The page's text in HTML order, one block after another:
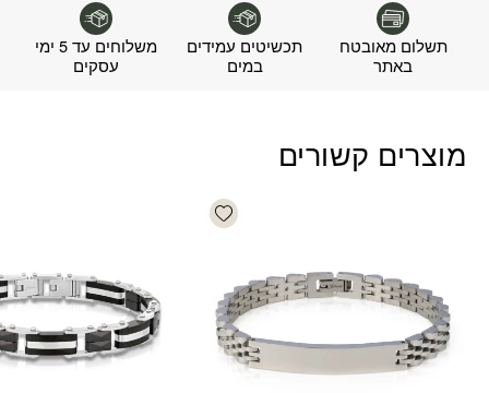
תשלום מאובטח
באתר
תכשיטים עמידים
במים
משלוחים עד 5 ימי
עסקים
מוצרים קשורים
Add wishlist